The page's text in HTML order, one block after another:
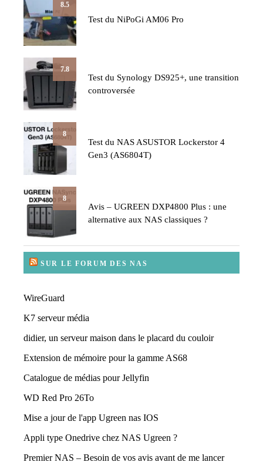
8.5
Test du NiPoGi AM06 Pro
7.8
Test du Synology DS925+, une transition
controversée
8
Test du NAS ASUSTOR Lockerstor 4
Gen3 (AS6804T)
8
Avis – UGREEN DXP4800 Plus : une
alternative aux NAS classiques ?
SUR LE FORUM DES NAS
WireGuard
K7 serveur média
didier, un serveur maison dans le placard du couloir
Extension de mémoire pour la gamme AS68
Catalogue de médias pour Jellyfin
WD Red Pro 26To
Mise a jour de l'app Ugreen nas IOS
Appli type Onedrive chez NAS Ugreen ?
Premier NAS – Besoin de vos avis avant de me lancer